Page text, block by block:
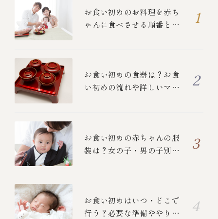
お食い初めのお料理を赤ち
ゃんに食べさせる順番と
お食い初めの食器は？お食
い初めの流れや詳しいマナ
お食い初めの赤ちゃんの服
装は？女の子・男の子別の
お食い初めはいつ・どこで
行う？必要な準備ややり